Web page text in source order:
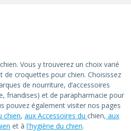
Vous y trouverez un choix varié
de croquettes pour chien. Choisissez
de nourriture, d’accessoires
friandises) et de parapharmacie pour
pouvez également visiter nos pages
chien, aux Accessoires du chien, aux
et à l'hygiène du chien.